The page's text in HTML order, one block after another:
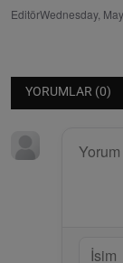
EditörWednesday,
YORUMLAR (0)